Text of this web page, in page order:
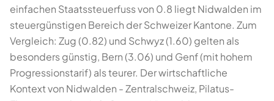
einfachen Staatssteuerfuss von 0.8 liegt Nidwalden im
steuergünstigen Bereich der Schweizer Kantone. Zum
Vergleich: Zug (0.82) und Schwyz (1.60) gelten als
besonders günstig, Bern (3.06) und Genf (mit hohem
Progressionstarif) als teurer. Der wirtschaftliche
Kontext von Nidwalden - Zentralschweiz, Pilatus-